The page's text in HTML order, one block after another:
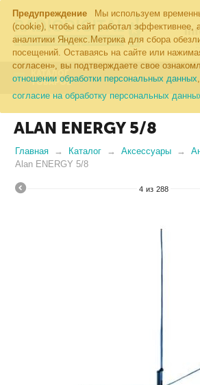
Предупреждение
Мы используем
(cookie), чтобы сайт работал эффективнее,
аналитики Яндекс.Метрика для сбора
посещений. Оставаясь на сайте или
согласен», вы подтверждаете свое
отношении обработки персональных данных
согласие на обработку персональных
КАТАЛОГ
ТОВАРОВ
ALAN ENERGY 5/8
Главная Каталог Аксессуары
Alan ENERGY 5/8
4 из 288